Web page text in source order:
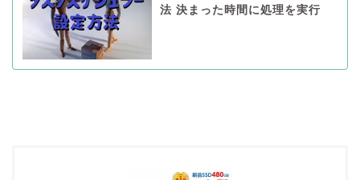
法 決まった時間に処理を実行